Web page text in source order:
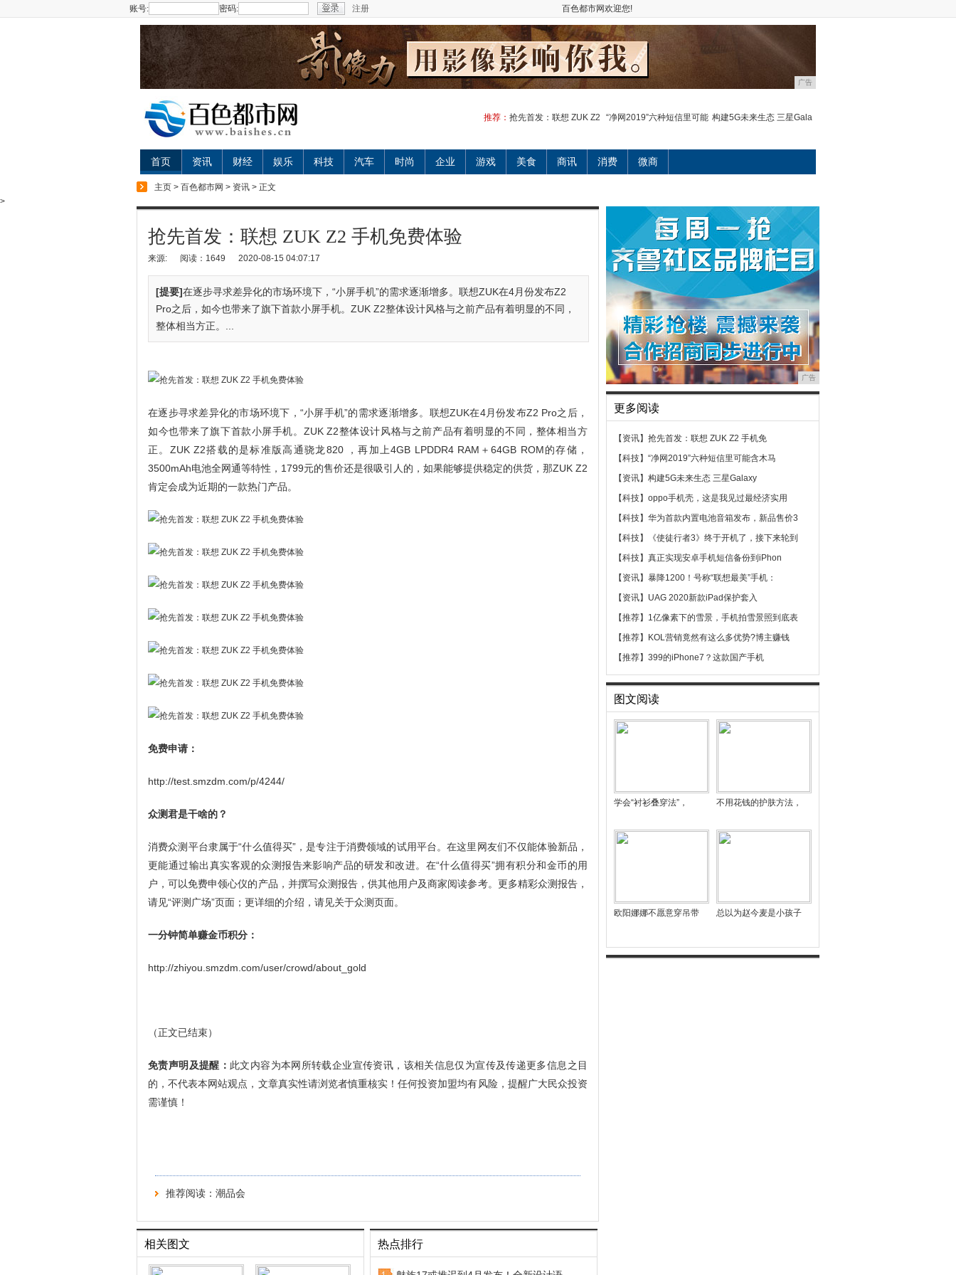
账号: 密码: 注册 百色都市网欢迎您!
广告
推荐： 抢先首发：联想 ZUK Z2 “净网2019”六种短信里可能 构建5G未来生态 三星Gala
首页 资讯 财经 娱乐 科技 汽车 时尚 企业 游戏 美食 商讯 消费 微商
主页 > 百色都市网 > 资讯 > 正文
>
抢先首发：联想 ZUK Z2 手机免费体验
来源: 阅读：1649 2020-08-15 04:07:17
[提要]在逐步寻求差异化的市场环境下，“小屏手机”的需求逐渐增多。联想ZUK在4月份发布Z2
Pro之后，如今也带来了旗下首款小屏手机。ZUK Z2整体设计风格与之前产品有着明显的不同，
整体相当方正。...
在逐步寻求差异化的市场环境下，“小屏手机”的需求逐渐增多。联想ZUK在4月份发布Z2 Pro之后，
如今也带来了旗下首款小屏手机。ZUK Z2整体设计风格与之前产品有着明显的不同，整体相当方
正。ZUK Z2搭载的是标准版高通骁龙820 ，再加上4GB LPDDR4 RAM＋64GB ROM的存储，
3500mAh电池全网通等特性，1799元的售价还是很吸引人的，如果能够提供稳定的供货，那ZUK Z2
肯定会成为近期的一款热门产品。
免费申请：
http://test.smzdm.com/p/4244/
众测君是干啥的？
消费众测平台隶属于“什么值得买”，是专注于消费领域的试用平台。在这里网友们不仅能体验新品，
更能通过输出真实客观的众测报告来影响产品的研发和改进。在“什么值得买”拥有积分和金币的用
户，可以免费申领心仪的产品，并撰写众测报告，供其他用户及商家阅读参考。更多精彩众测报告，
请见“评测广场”页面；更详细的介绍，请见关于众测页面。
一分钟简单赚金币积分：
http://zhiyou.smzdm.com/user/crowd/about_gold
（正文已结束）
免责声明及提醒： 此文内容为本网所转载企业宣传资讯，该相关信息仅为宣传及传递更多信息之目
的，不代表本网站观点，文章真实性请浏览者慎重核实！任何投资加盟均有风险，提醒广大民众投资
需谨慎！
推荐阅读： 潮品会
相关图文 热点排行
广告
更多阅读
【资讯】 抢先首发：联想 ZUK Z2 手机免
【科技】 “净网2019”六种短信里可能含木马
【资讯】 构建5G未来生态 三星Galaxy
【科技】 oppo手机壳，这是我见过最经济实用
【科技】 华为首款内置电池音箱发布，新品售价3
【科技】
《使徒行者3》终于开机了，接下来轮到
【科技】 真正实现安卓手机短信备份到iPhon
【资讯】 暴降1200！号称“联想最美”手机：
【资讯】 UAG 2020新款iPad保护套入
【推荐】 1亿像素下的雪景，手机拍雪景照到底表
【推荐】
KOL营销竟然有这么多优势?博主赚钱
【推荐】 399的iPhone7？这款国产手机
图文阅读
学会“衬衫叠穿法”， 不用花钱的护肤方法，
欧阳娜娜不愿意穿吊带 总以为赵今麦是小孩子